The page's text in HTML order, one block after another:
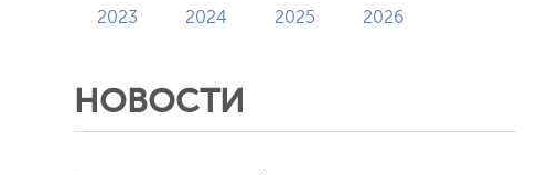
2023 2024 2025 2026
НОВОСТИ